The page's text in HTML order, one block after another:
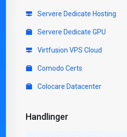
Servere Dedicate Hosting
Servere Dedicate GPU
Virtfusion VPS Cloud
Comodo Certs
Colocare Datacenter
Handlinger